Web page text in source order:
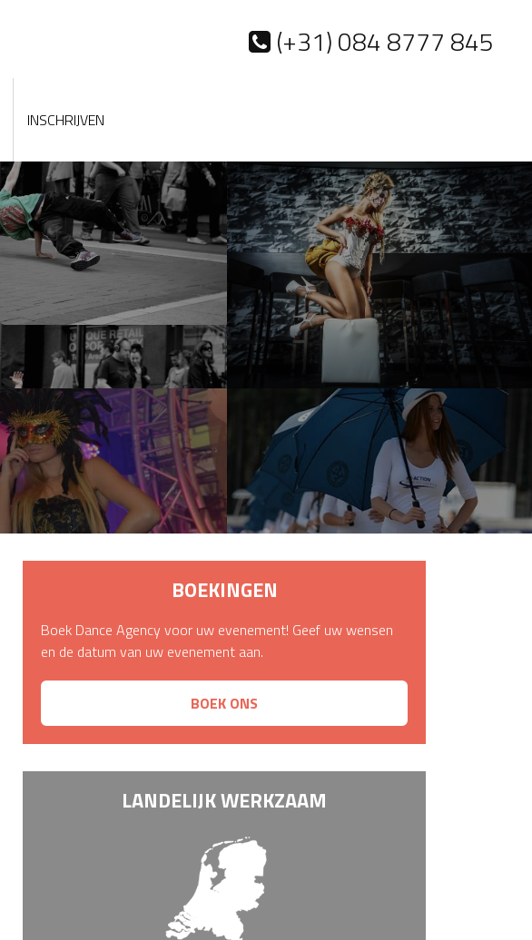
(+31) 084 8777 845
INSCHRIJVEN
DANCE ACTS
BOEK ONS
BOEKINGEN
Boek Dance Agency voor uw evenement! Geef uw wensen
en de datum van uw evenement aan.
BOEK ONS
LANDELIJK WERKZAAM